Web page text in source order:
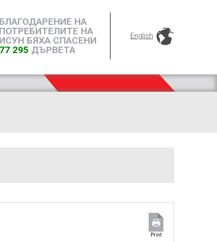
БЛАГОДАРЕНИЕ НА
ПОТРЕБИТЕЛИТЕ НА
ИСУН БЯХА СПАСЕНИ
77 295 ДЪРВЕТА
English
Print